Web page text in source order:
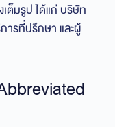
ต็มรูป ได้แก่ บริษัท
ารที่ปรึกษา และผู้